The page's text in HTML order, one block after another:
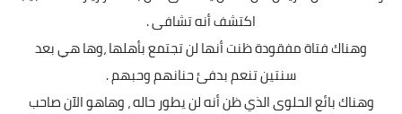
اكتشف أنه تشافى .
وهناك فتاة مفقودة ظنت أنها لن تجتمع بأهلها ،وها هي بعد
سنتين تنعم بدفئ حنانهم وحبهم .
وهناك بائع الحلوى الذي ظن أنه لن يطور حاله ، وهاهو الآن صاحب